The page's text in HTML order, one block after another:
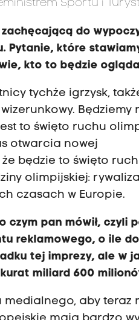
Sportu i
do
Pytanie, które
kto to będzie
tychże igrzysk,
Będziemy
to święto ruchu
otwarcia nowej
będzie to święto
olimpijskiej:
czasach w Europie.
czym pan mówił, czyli
reklamowego, o ile
tej imprezy, ale w
miliard 600
aby teraz